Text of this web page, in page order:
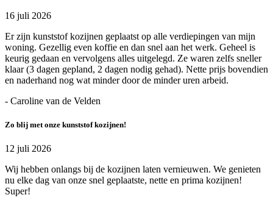
16 juli 2026
Er zijn kunststof kozijnen geplaatst op alle verdiepingen van mijn
woning. Gezellig even koffie en dan snel aan het werk. Geheel is
keurig gedaan en vervolgens alles uitgelegd. Ze waren zelfs sneller
klaar (3 dagen gepland, 2 dagen nodig gehad). Nette prijs bovendien
en naderhand nog wat minder door de minder uren arbeid.
- Caroline van de Velden
Zo blij met onze kunststof kozijnen!
12 juli 2026
Wij hebben onlangs bij de kozijnen laten vernieuwen. We genieten
nu elke dag van onze snel geplaatste, nette en prima kozijnen!
Super!